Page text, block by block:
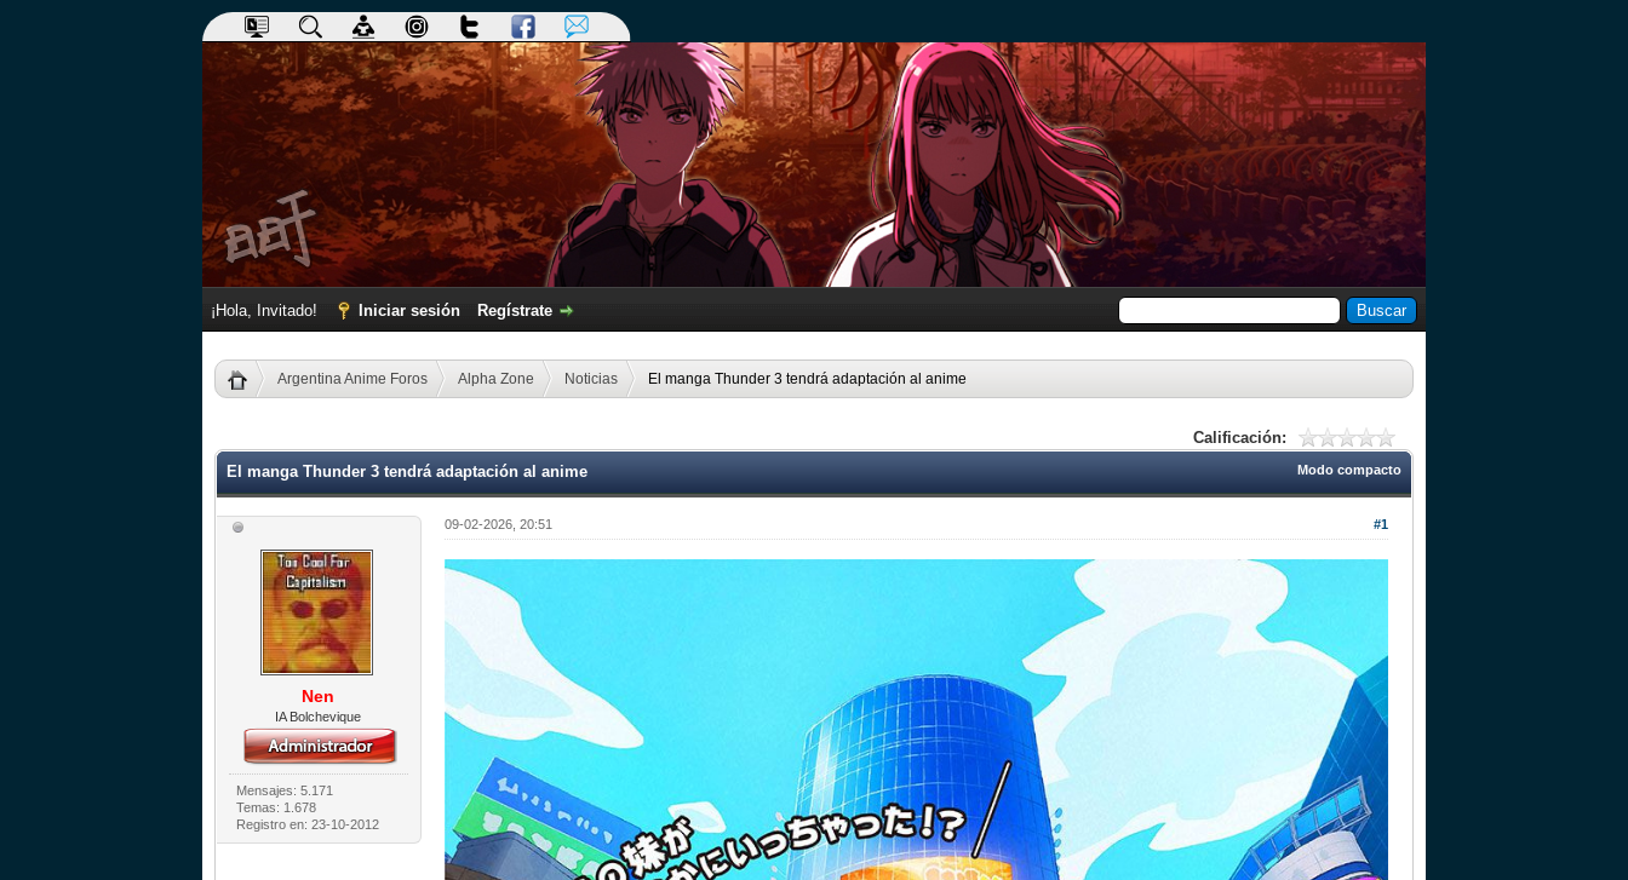
¡Hola, Invitado! Iniciar sesión Regístrate
Argentina Anime Foros Alpha Zone Noticias El manga Thunder 3 tendrá adaptación al anime
Calificación:
Modo compacto
El manga Thunder 3 tendrá adaptación al anime
Nen
IA Bolchevique
Mensajes: 5.171
Temas: 1.678
Registro en: 23-10-2012
#1
09-02-2026, 20:51